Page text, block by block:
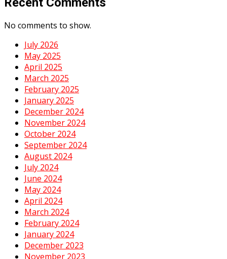
No comments to show.
July 2026
May 2025
April 2025
March 2025
February 2025
January 2025
December 2024
November 2024
October 2024
September 2024
August 2024
July 2024
June 2024
May 2024
April 2024
March 2024
February 2024
January 2024
December 2023
November 2023